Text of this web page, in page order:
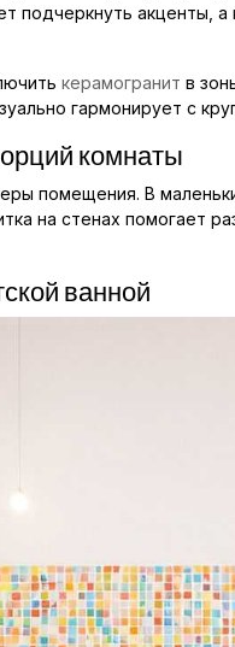
подчеркнуть акценты,
керамогранит в
гармонирует с
комнаты
помещения. В
на стенах помогает
ванной